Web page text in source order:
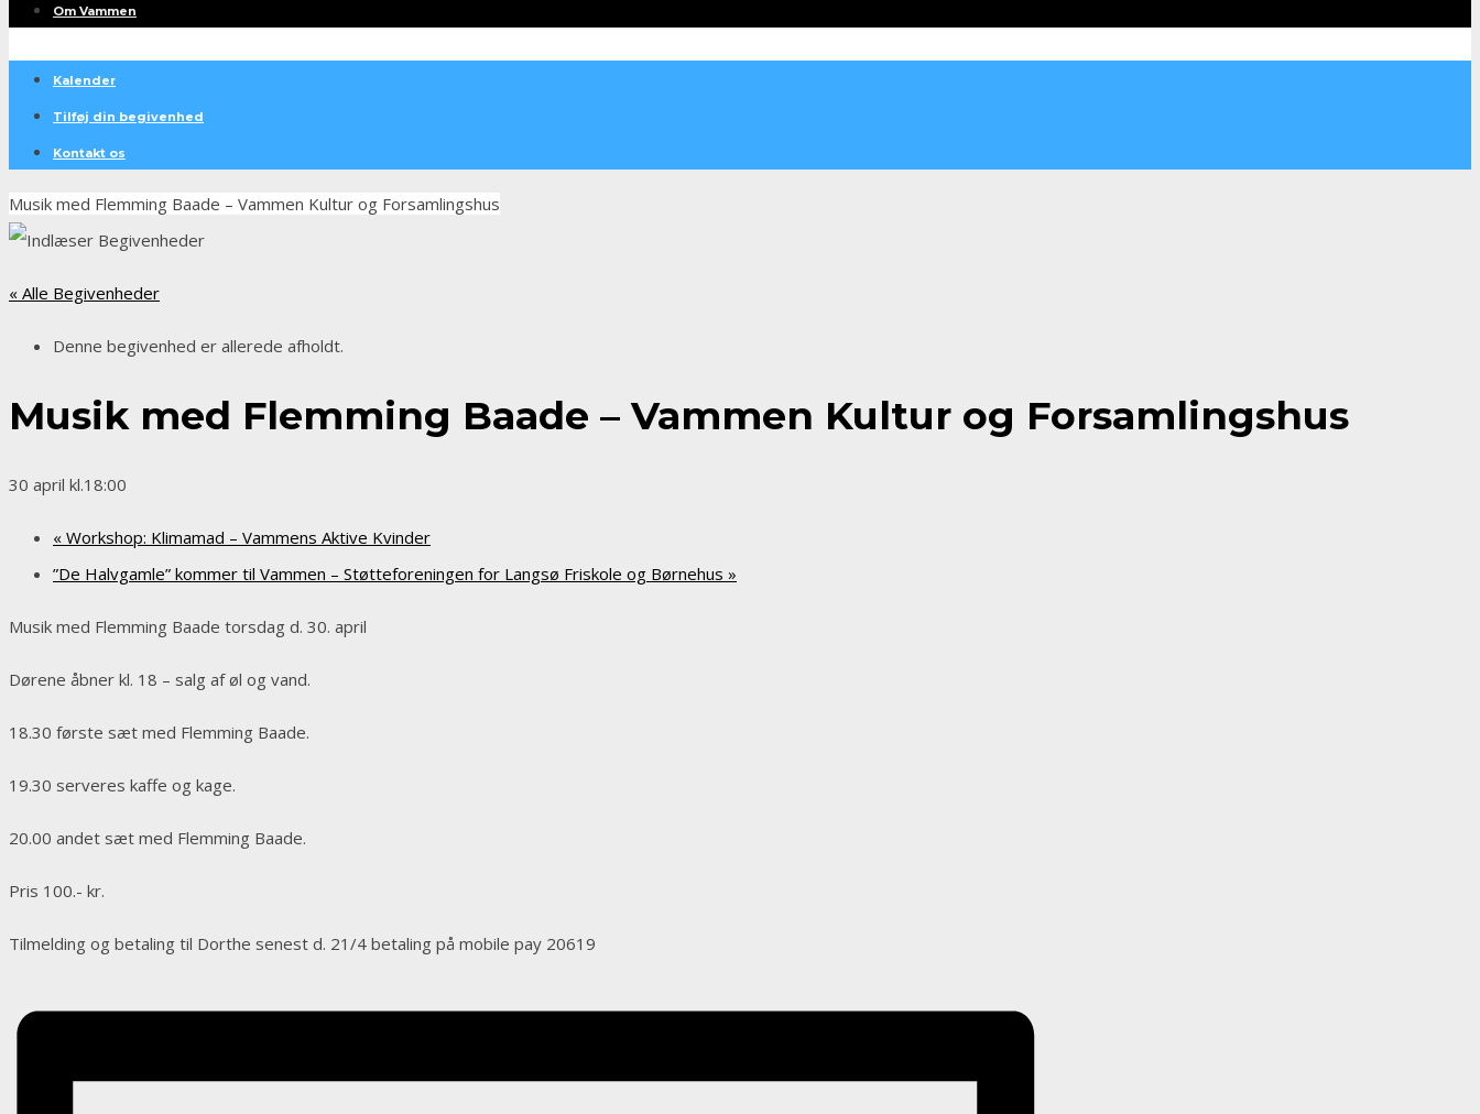
Om Vammen
Kalender
Tilføj din begivenhed
Kontakt os
Musik med Flemming Baade – Vammen Kultur og Forsamlingshus
« Alle Begivenheder
Denne begivenhed er allerede afholdt.
Musik med Flemming Baade – Vammen Kultur og Forsamlingshus
30 april kl.18:00
« Workshop: Klimamad – Vammens Aktive Kvinder
”De Halvgamle” kommer til Vammen – Støtteforeningen for Langsø Friskole og Børnehus »
Musik med Flemming Baade torsdag d. 30. april
Dørene åbner kl. 18 – salg af øl og vand.
18.30 første sæt med Flemming Baade.
19.30 serveres kaffe og kage.
20.00 andet sæt med Flemming Baade.
Pris 100.- kr.
Tilmelding og betaling til Dorthe senest d. 21/4 betaling på mobile pay 20619